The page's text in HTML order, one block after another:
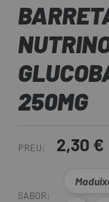
250MG
PREU: 2,30 €
SABOR: